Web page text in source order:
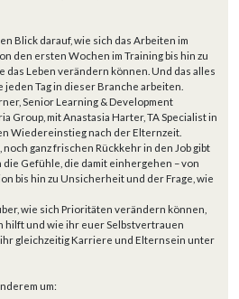
Blick darauf, wie sich das Arbeiten im
den ersten Wochen im Training bis hin zu
das Leben verändern können. Und das alles
Tag in dieser Branche arbeiten.
Senior Learning & Development
Group, mit Anastasia Harter, TA Specialist in
Wiedereinstieg nach der Elternzeit.
ganz frischen Rückkehr in den Job gibt
Gefühle, die damit einhergehen – von
bis hin zu Unsicherheit und der Frage, wie
wie sich Prioritäten verändern können,
und wie ihr euer Selbstvertrauen
gleichzeitig Karriere und Elternsein unter
um: